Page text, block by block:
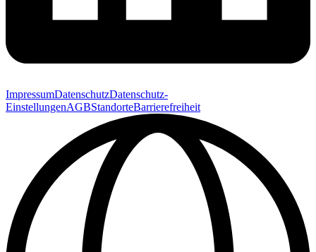
ImpressumDatenschutzDatenschutz-
EinstellungenAGBStandorteBarrierefreiheit